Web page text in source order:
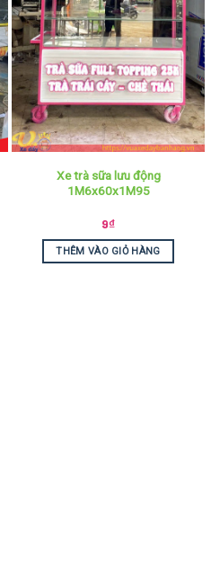
Xe trà sữa lưu động
1M6x60x1M95
9₫
THÊM VÀO GIỎ HÀNG